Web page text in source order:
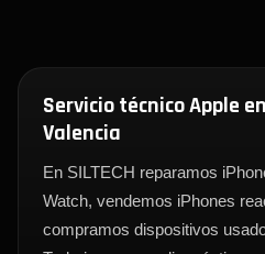
Servicio técnico Apple
Valencia
En SILTECH reparamos
Watch, vendemos iPhones
compramos dispositivos